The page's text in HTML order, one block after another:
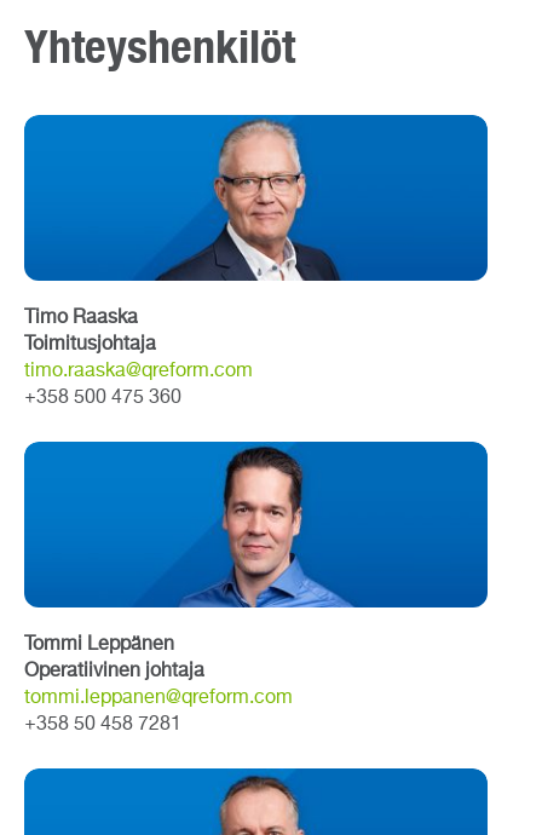
Yhteyshenkilöt
Timo Raaska
Toimitusjohtaja
timo.raaska@qreform.com
+358 500 475 360
Tommi Leppänen
Operatiivinen johtaja
tommi.leppanen@qreform.com
+358 50 458 7281